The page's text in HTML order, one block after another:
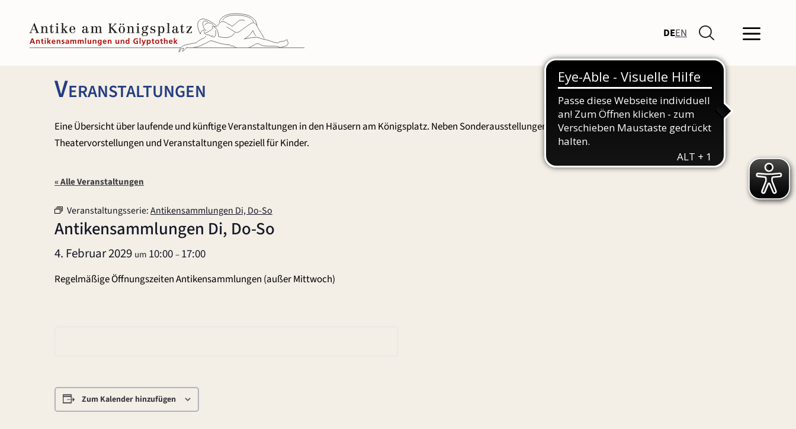
springen
DEEN
Veranstaltungen
Eine Übersicht über laufende und künftige Veranstaltungen in den Häusern am Königsplatz. Neben Sonderausstellungen und Führungen finden Sie hier auch
Theatervorstellungen und Veranstaltungen speziell für Kinder.
« Alle Veranstaltungen
Veranstaltungsserie:Antikensammlungen Di, Do-So
Antikensammlungen Di, Do-So
4. Februar 2029 um 10:00–17:00
Regelmäßige Öffnungszeiten Antikensammlungen (außer Mittwoch)
Zum Kalender hinzufügen